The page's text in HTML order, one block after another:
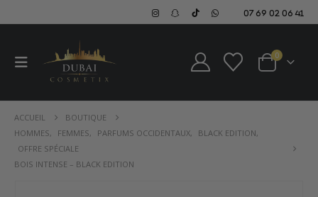
07 69 02 06 41
0
ACCUEIL
BOUTIQUE
HOMMES, FEMMES, PARFUMS OCCIDENTAUX, BLACK EDITION,
OFFRE SPÉCIALE
BOIS INTENSE – BLACK EDITION